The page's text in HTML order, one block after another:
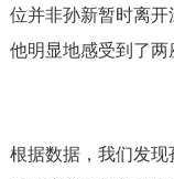
位并非孙新暂时离
他明显地感受到了两
根据数据，我们发